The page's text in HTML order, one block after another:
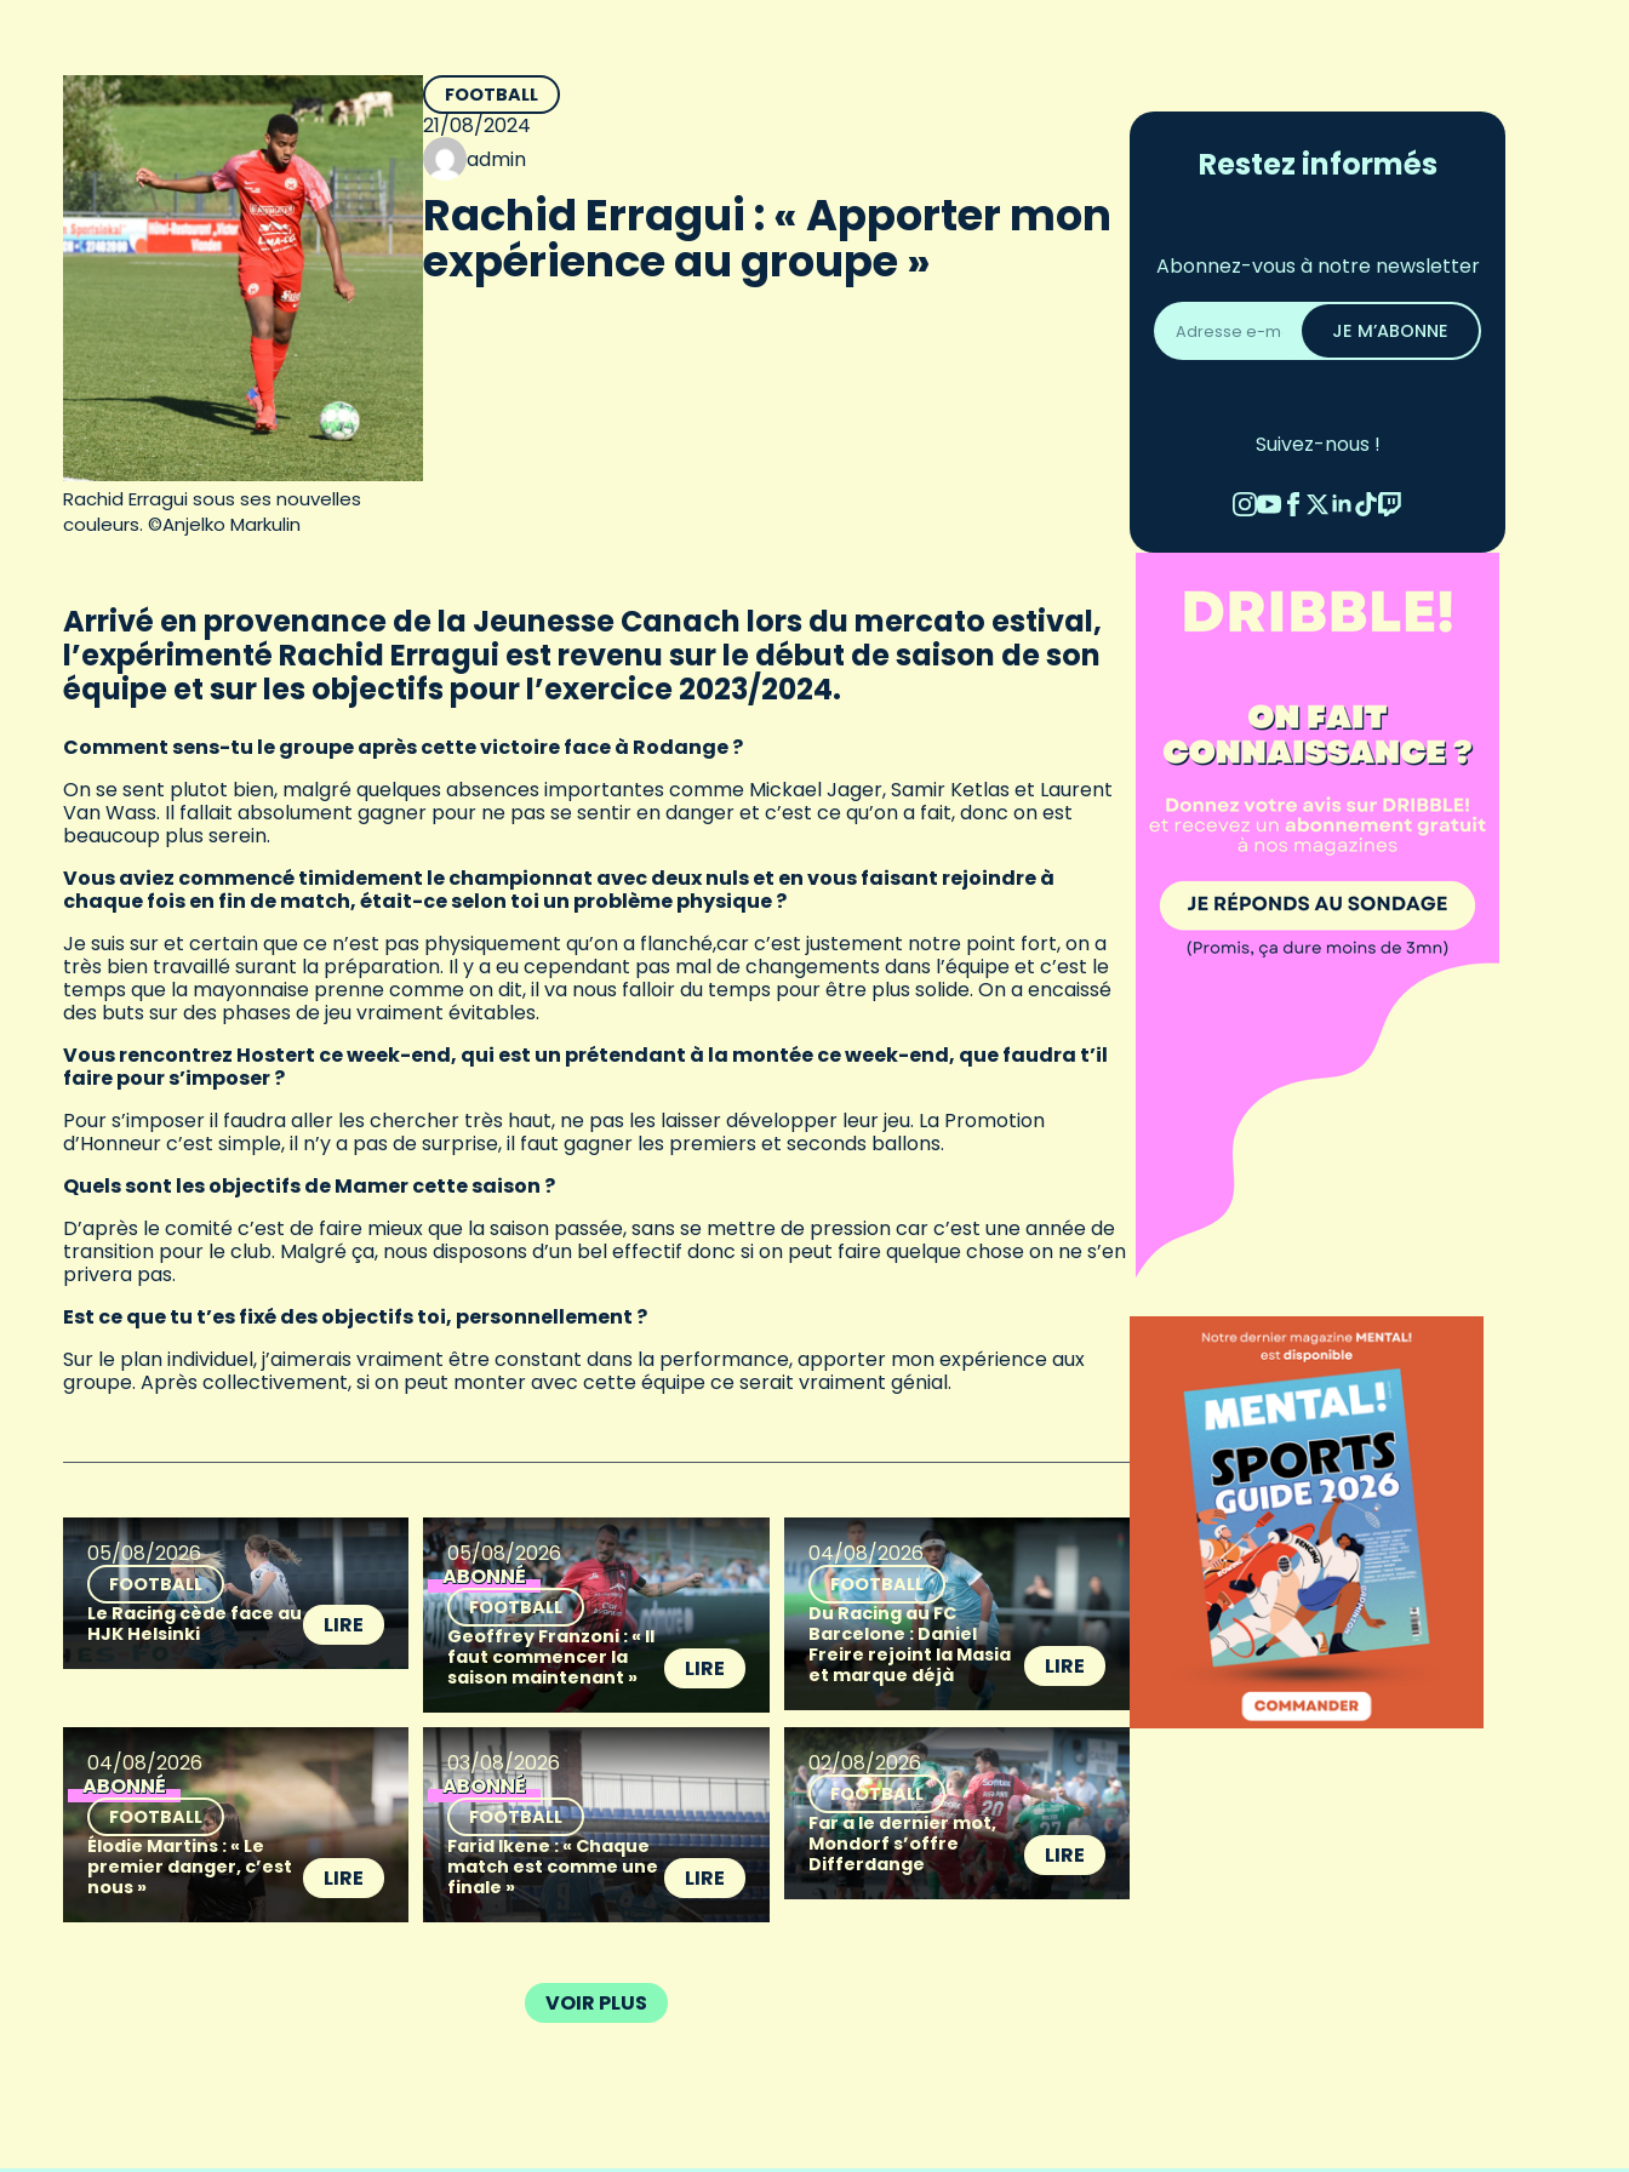
Rachid Erragui sous ses nouvelles
couleurs. ©Anjelko Markulin
FOOTBALL
21/08/2024
admin
Rachid Erragui : « Apporter mon
expérience au groupe »
Arrivé en provenance de la Jeunesse Canach lors du mercato estival,
l’expérimenté Rachid Erragui est revenu sur le début de saison de son
équipe et sur les objectifs pour l’exercice 2023/2024.
Comment sens-tu le groupe après cette victoire face à Rodange ?
On se sent plutot bien, malgré quelques absences importantes comme Mickael Jager, Samir Ketlas et Laurent
Van Wass. Il fallait absolument gagner pour ne pas se sentir en danger et c’est ce qu’on a fait, donc on est
beaucoup plus serein.
Vous aviez commencé timidement le championnat avec deux nuls et en vous faisant rejoindre à
chaque fois en fin de match, était-ce selon toi un problème physique ?
Je suis sur et certain que ce n’est pas physiquement qu’on a flanché,car c’est justement notre point fort, on a
très bien travaillé surant la préparation. Il y a eu cependant pas mal de changements dans l’équipe et c’est le
temps que la mayonnaise prenne comme on dit, il va nous falloir du temps pour être plus solide. On a encaissé
des buts sur des phases de jeu vraiment évitables.
Vous rencontrez Hostert ce week-end, qui est un prétendant à la montée ce week-end, que faudra t’il
faire pour s’imposer ?
Pour s’imposer il faudra aller les chercher très haut, ne pas les laisser développer leur jeu. La Promotion
d’Honneur c’est simple, il n’y a pas de surprise, il faut gagner les premiers et seconds ballons.
Quels sont les objectifs de Mamer cette saison ?
D’après le comité c’est de faire mieux que la saison passée, sans se mettre de pression car c’est une année de
transition pour le club. Malgré ça, nous disposons d’un bel effectif donc si on peut faire quelque chose on ne s’en
privera pas.
Est ce que tu t’es fixé des objectifs toi, personnellement ?
Sur le plan individuel, j’aimerais vraiment être constant dans la performance, apporter mon expérience aux
groupe. Après collectivement, si on peut monter avec cette équipe ce serait vraiment génial.
05/08/2026
FOOTBALL
Le Racing cède face au
HJK Helsinki
LIRE
05/08/2026
ABONNÉ
FOOTBALL
Geoffrey Franzoni : « Il
faut commencer la
saison maintenant »
LIRE
04/08/2026
FOOTBALL
Du Racing au FC
Barcelone : Daniel
Freire rejoint la Masia
et marque déjà
LIRE
04/08/2026
ABONNÉ
FOOTBALL
Élodie Martins : « Le
premier danger, c’est
nous »
LIRE
03/08/2026
ABONNÉ
FOOTBALL
Farid Ikene : « Chaque
match est comme une
finale »
LIRE
02/08/2026
FOOTBALL
Far a le dernier mot,
Mondorf s’offre
Differdange
LIRE
VOIR PLUS
Restez informés
Abonnez-vous à notre newsletter
Adresse
email
*
JE M’ABONNE
Suivez-nous !